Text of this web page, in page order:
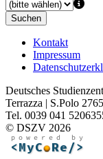
Suchen
Kontakt
Impressum
Deutsches
Terrazza | S.Polo
Tel. 0039 041
© DSZV 2026